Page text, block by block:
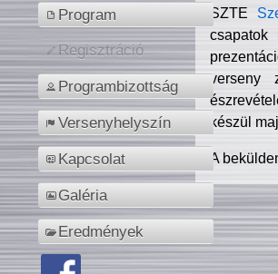
Program
Regisztráció
Programbizottság
Versenyhelyszín
Kapcsolat
Galéria
Eredmények
SZTE
csapatok
verseny
készül
A